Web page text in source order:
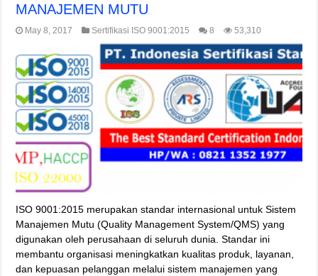
MANAJEMEN MUTU
May 8, 2017 Sertifikasi ISO 9001:2015 8 53,310
ISO 9001:2015 merupakan standar internasional untuk Sistem
Manajemen Mutu (Quality Management System/QMS) yang
digunakan oleh perusahaan di seluruh dunia. Standar ini
membantu organisasi meningkatkan kualitas produk, layanan,
dan kepuasan pelanggan melalui sistem manajemen yang